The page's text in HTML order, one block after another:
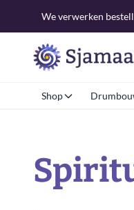
We verwerken
Shop